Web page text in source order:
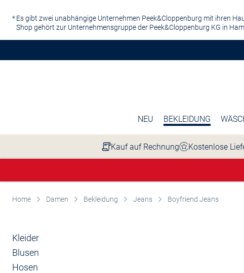
Es gibt zwei unabhängige Unternehmen Peek&Cloppenburg mit ihren
Shop gehört zur Unternehmensgruppe der Peek&Cloppenburg KG in
NEU BEKLEIDUNG
Kauf auf Rechnung Kostenlose
Home Damen Bekleidung Jeans Boyfriend Jeans
Kleider
Blusen
Hosen